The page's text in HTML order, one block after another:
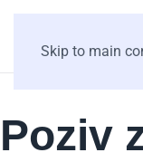
Skip to main
Poziv